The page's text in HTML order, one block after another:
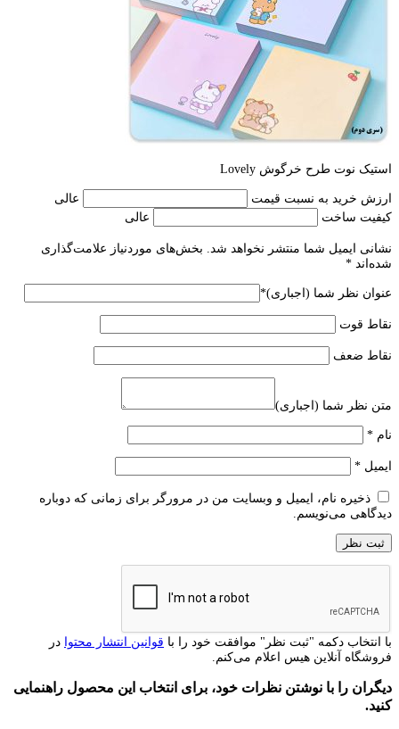
استیک نوت طرح خرگوش Lovely
ارزش خرید به نسبت قیمت
عالی
کیفیت ساخت
عالی
نشانی ایمیل شما منتشر نخواهد شد.
بخش‌های موردنیاز علامت‌گذاری
شده‌اند *
عنوان نظر شما (اجباری)*
نقاط قوت
نقاط ضعف
متن نظر شما (اجباری)
نام *
ایمیل *
ذخیره نام، ایمیل و وبسایت من در مرورگر برای زمانی که دوباره
دیدگاهی می‌نویسم.
با انتخاب دکمه "ثبت نظر" موافقت خود را با قوانین انتشار محتوا در
فروشگاه آنلاین هیس اعلام می‌کنم.
دیگران را با نوشتن نظرات خود، برای انتخاب این محصول راهنمایی
کنید.